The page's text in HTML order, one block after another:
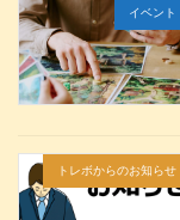
イベント
トレボからのお知らせ